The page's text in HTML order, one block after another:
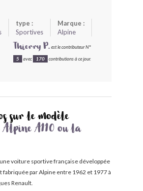
type :
Sportives
Marque :
Alpine
Thierry P. est le contributeur N°
5 avec 170 contributions à ce jour.
sur le modèle
A110 ou la
voiture sportive française développée
fabriquée par Alpine entre 1962 et 1977 à
Renault.